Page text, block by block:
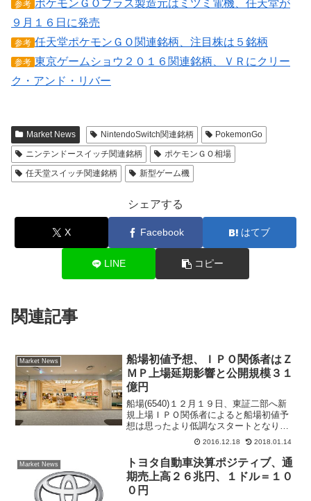
参考 ポケモンＧＯプラス製造元はミツミ電機、任天堂が
９月１６日に発売
参考 任天堂ポケモンＧＯ関連銘柄、注目株は５銘柄
参考 東京ゲームショウ２０１６関連銘柄、ＶＲにクリー
ク・アンド・リバー
Market News NintendoSwitch関連銘柄
PokemonGo
ニンテンドースイッチ関連銘柄
ポケモンＧＯ相場
任天堂スイッチ関連銘柄
新型ゲーム機
シェアする
X Facebook はてブ
LINE コピー
関連記事
Market News
船場初値予想、ＩＰＯ関係者はＺ
ＭＰ上場延期影響と公開規模３１
億円
船場(6540)１２月１９日、東証二部へ新
規上場ＩＰＯ関係者によると船場初値予
想は思ったより低調なスタートとなりそ
う。公開価格１２９０円を基準としたレ
ンジの狭い上下で初値がつくと予想され
る。同社は商業施設の企画、設計から監
理、施工までトータ...
2016.12.18 2018.01.14
Market News
トヨタ自動車決算ポジティブ、通
期売上高２６兆円、１ドル＝１０
０円